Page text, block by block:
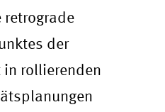
retrograde
der
rollierenden